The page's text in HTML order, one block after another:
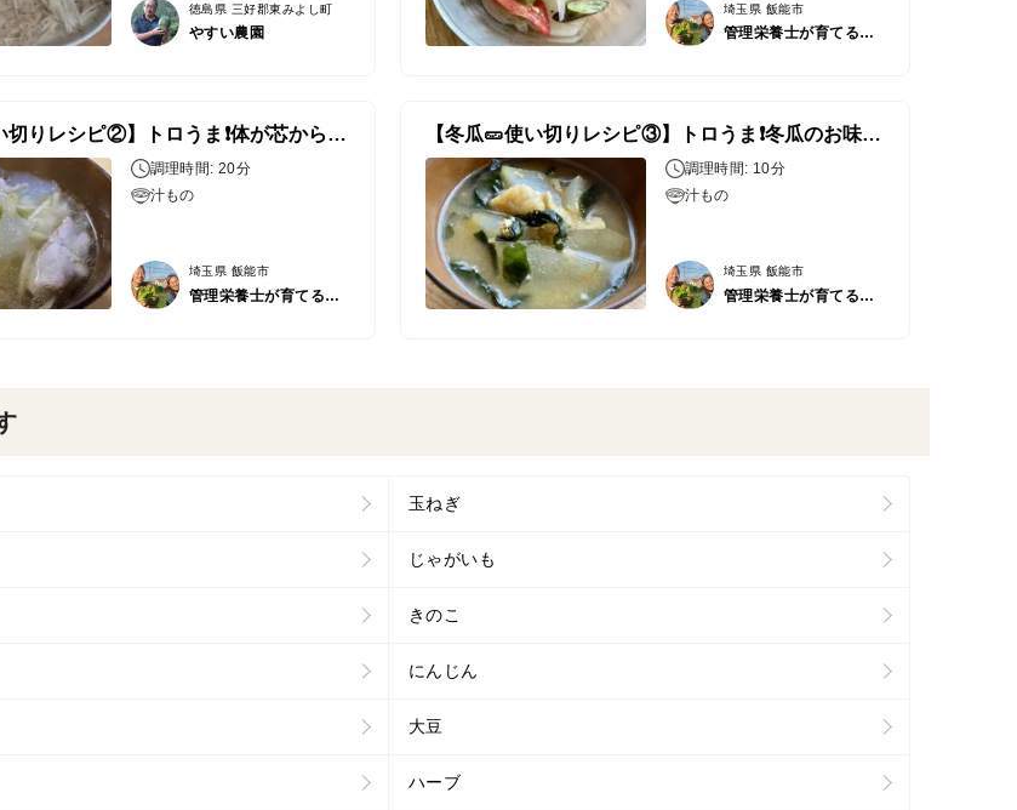
徳島県 三好郡東みよし町
やすい農園
埼玉県 飯能市
管理栄養士が育てる固定種/在来種のお野菜・自然栽培ナチュベジ＊ウィル
【冬瓜🥒使い切りレシピ②】トロうま❗️体が芯からあったまる♨️定番の冬瓜スープ
調理時間: 20分
汁もの
埼玉県 飯能市
管理栄養士が育てる固定種/在来種のお野菜・自然栽培ナチュベジ＊ウィル
【冬瓜🥒使い切りレシピ③】トロうま❗️冬瓜のお味噌汁
調理時間: 10分
汁もの
埼玉県 飯能市
管理栄養士が育てる固定種/在来種のお野菜・自然栽培ナチュベジ＊ウィル
玉ねぎ
じゃがいも
きのこ
にんじん
大豆
ハーブ